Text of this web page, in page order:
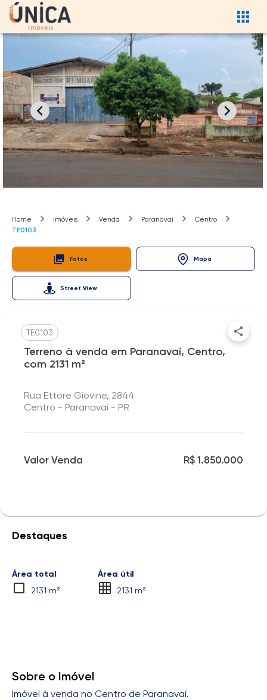
Home Imóveis Venda Paranavaí
Centro
TE0103
Fotos Mapa
Street View
TE0103
Terreno à venda em Paranavaí, Centro,
com 2131 m²
Rua Ettore Giovine, 2844
Centro - Paranavaí - PR
Valor Venda R$ 1.850.000
Destaques
Área total
2131 m²
Área útil
2131 m²
Sobre o Imóvel
Imóvel à venda no Centro de Paranavaí.